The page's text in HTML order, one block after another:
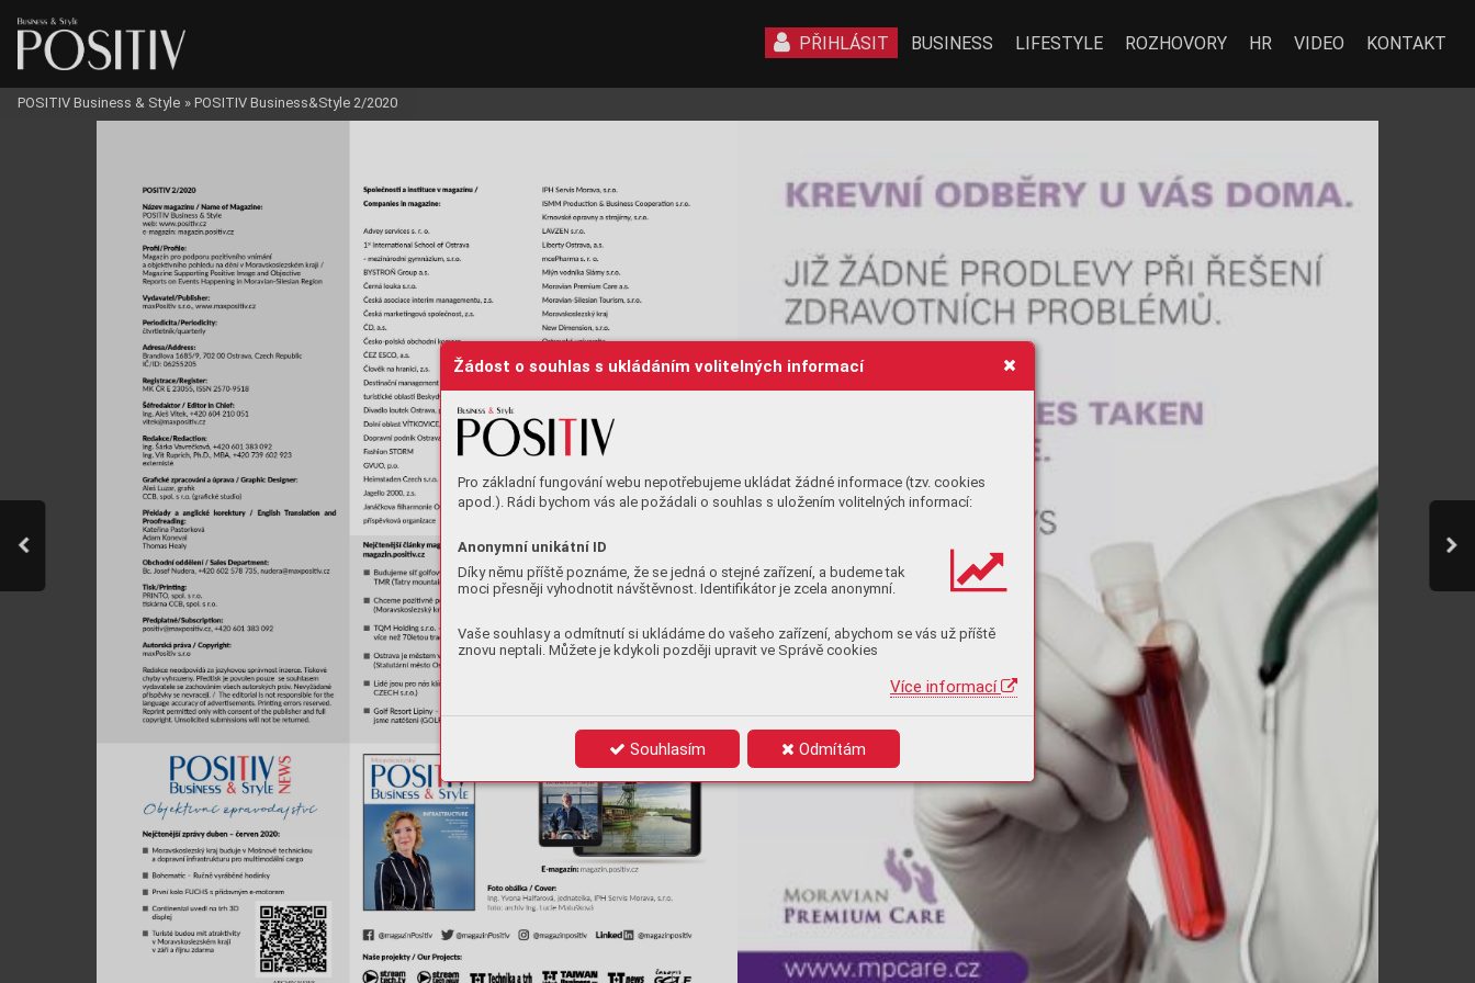
Žádost o souhlas s ukládáním volitelných informací
Pro základní fungování webu nepotřebujeme ukládat žádné informace (tzv. cookies
apod.). Rádi bychom vás ale požádali o souhlas s uložením volitelných informací:
Anonymní unikátní ID
Díky němu příště poznáme, že se jedná o stejné zařízení, a budeme tak
moci přesněji vyhodnotit návštěvnost. Identifikátor je zcela anonymní.
Vaše souhlasy a odmítnutí si ukládáme do vašeho zařízení, abychom se vás už příště
znovu neptali. Můžete je kdykoli později upravit ve Správě cookies
Více informací
Souhlasím Odmítám
PŘIHLÁSIT BUSINESS LIFESTYLE ROZHOVORY HR VIDEO KONTAKT
POSITIV Business & Style » POSITIV Business&Style 2/2020